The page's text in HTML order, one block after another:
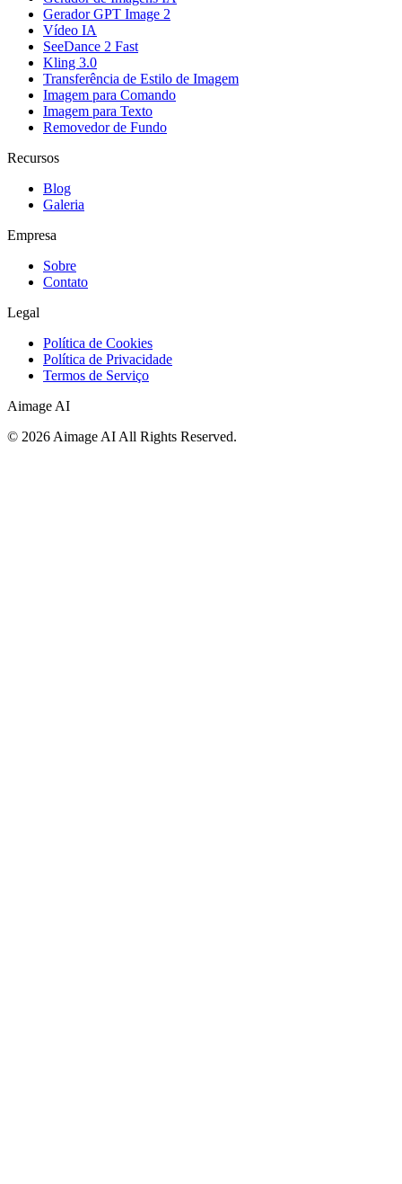
Gerador GPT Image 2
Vídeo IA
SeeDance 2 Fast
Kling 3.0
Transferência de Estilo de Imagem
Imagem para Comando
Imagem para Texto
Removedor de Fundo
Recursos
Blog
Galeria
Empresa
Sobre
Contato
Legal
Política de Cookies
Política de Privacidade
Termos de Serviço
Aimage AI
© 2026 Aimage AI All Rights Reserved.